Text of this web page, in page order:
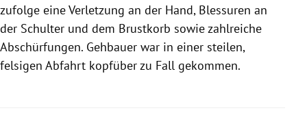
zufolge eine Verletzung an der Hand, Blessuren an
der Schulter und dem Brustkorb sowie zahlreiche
Abschürfungen. Gehbauer war in einer steilen,
felsigen Abfahrt kopfüber zu Fall gekommen.